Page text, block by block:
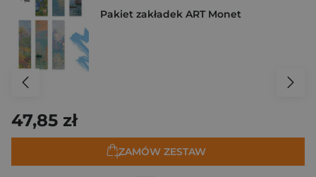
Pakiet zakładek ART Monet
47,85 zł
ZAMÓW ZESTAW